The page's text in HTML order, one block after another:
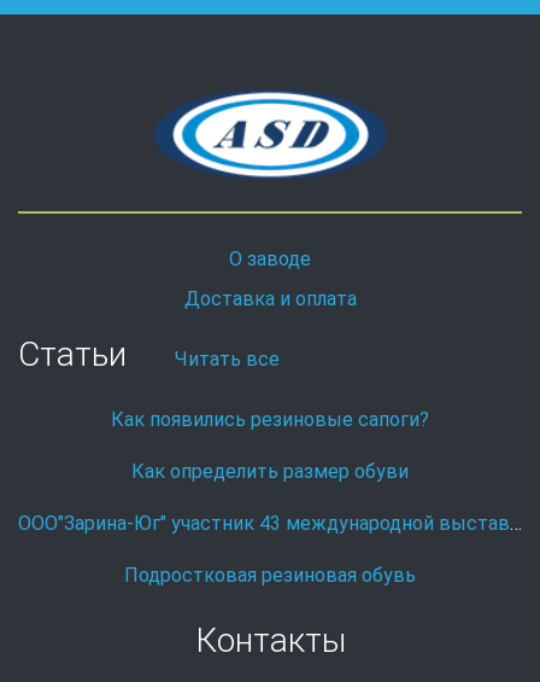
О заводе
Доставка и оплата
Статьи Читать все
Как появились резиновые сапоги?
Как определить размер обуви
ООО"Зарина-Юг" участник 43 международной выставке Охота и рыболовство на Руси.
Подростковая резиновая обувь
Контакты